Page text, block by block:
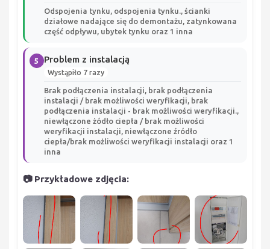
Odspojenia tynku, odspojenia tynku., ścianki
działowe nadające się do demontażu, zatynkowana
część odpływu, ubytek tynku oraz 1 inna
5 Problem z instalacją
Wystąpiło 7 razy
Brak podłączenia instalacji, brak podłączenia
instalacji / brak możliwości weryfikacji, brak
podłączenia instalacji - brak możliwości weryfikacji.,
niewłączone żódło ciepła / brak możliwości
weryfikacji instalacji, niewłączone źródło
ciepła/brak możliwości weryfikacji instalacji oraz 1
inna
📷 Przykładowe zdjęcia: